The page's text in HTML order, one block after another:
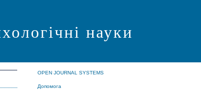
науки
OPEN JOURNAL SYSTEMS
Допомога